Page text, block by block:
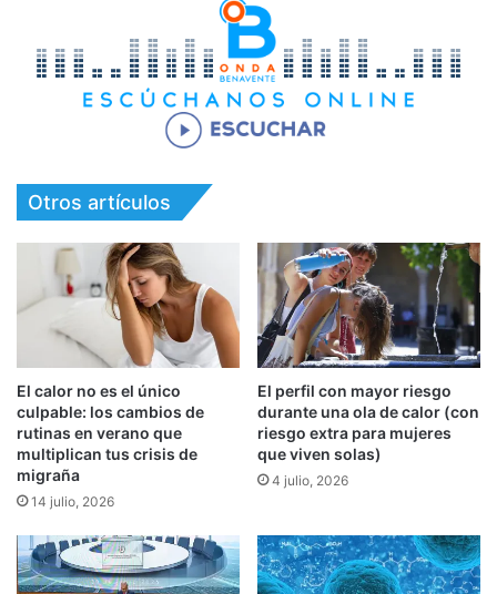
Otros artículos
El calor no es el único
culpable: los cambios de
rutinas en verano que
multiplican tus crisis de
migraña
14 julio, 2026
El perfil con mayor riesgo
durante una ola de calor (con
riesgo extra para mujeres
que viven solas)
4 julio, 2026